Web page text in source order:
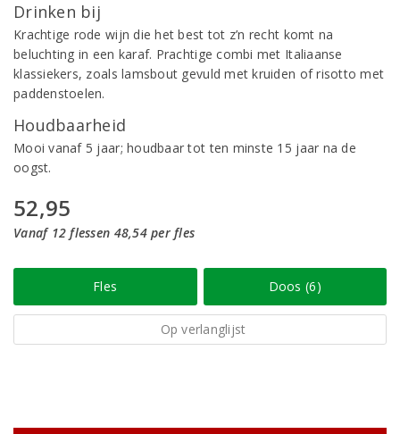
Drinken bij
Krachtige rode wijn die het best tot z’n recht komt na
beluchting in een karaf. Prachtige combi met Italiaanse
klassiekers, zoals lamsbout gevuld met kruiden of risotto met
paddenstoelen.
Houdbaarheid
Mooi vanaf 5 jaar; houdbaar tot ten minste 15 jaar na de
oogst.
52,95
Vanaf 12 flessen 48,54 per fles
Fles Doos (6)
Op verlanglijst